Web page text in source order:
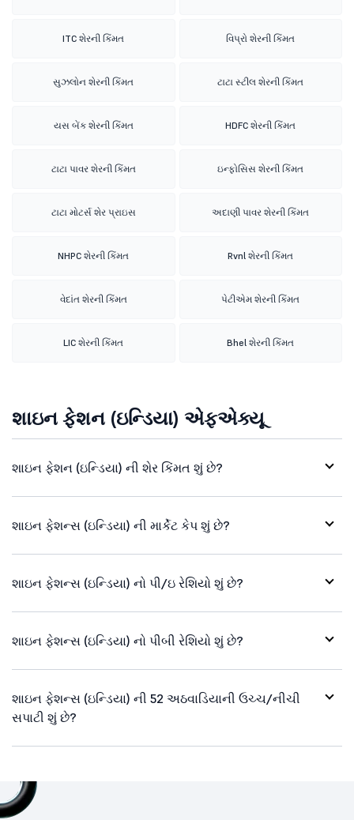
ITC શેરની કિંમત વિપ્રો શેરની કિંમત
સુઝલોન શેરની કિંમત ટાટા સ્ટીલ શેરની કિંમત
યસ બેંક શેરની કિંમત HDFC શેરની કિંમત
ટાટા પાવર શેરની કિંમત ઇન્ફોસિસ શેરની કિંમત
ટાટા મોટર્સ શેર પ્રાઇસ અદાણી પાવર શેરની કિંમત
NHPC શેરની કિંમત Rvnl શેરની કિંમત
વેદાંત શેરની કિંમત પેટીએમ શેરની કિંમત
LIC શેરની કિંમત Bhel શેરની કિંમત
શાઇન ફેશન (ઇન્ડિયા) એફએક્યૂ
શાઇન ફેશન (ઇન્ડિયા) ની શેર કિંમત શું છે?
શાઇન ફેશન્સ (ઇન્ડિયા) ની માર્કેટ કેપ શું છે?
શાઇન ફેશન્સ (ઇન્ડિયા) નો પી/ઇ રેશિયો શું છે?
શાઇન ફેશન્સ (ઇન્ડિયા) નો પીબી રેશિયો શું છે?
શાઇન ફેશન્સ (ઇન્ડિયા) ની 52 અઠવાડિયાની ઉચ્ચ/નીચી
સપાટી શું છે?